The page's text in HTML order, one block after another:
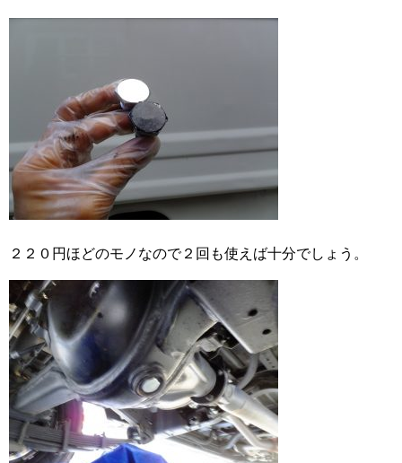
２２０円ほどのモノなので２回も使えば十分でしょう。